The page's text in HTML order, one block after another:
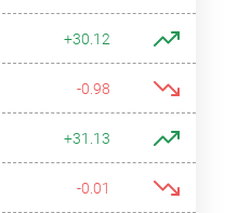
+30.12
-0.98
+31.13
-0.01